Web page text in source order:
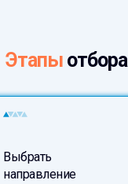
Выбрать
направление
Этапы отбора